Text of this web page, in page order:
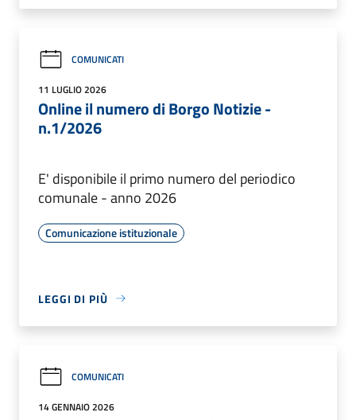
COMUNICATI
11 LUGLIO 2026
Online il numero di Borgo Notizie -
n.1/2026
E' disponibile il primo numero del periodico
comunale - anno 2026
Comunicazione istituzionale
LEGGI DI PIÙ
COMUNICATI
14 GENNAIO 2026